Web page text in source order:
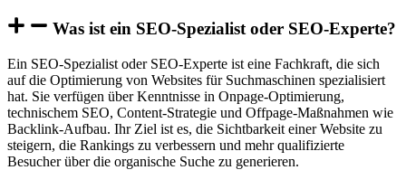
Was ist ein SEO-Spezialist oder SEO-Experte?
Ein SEO-Spezialist oder SEO-Experte ist eine Fachkraft, die sich
auf die Optimierung von Websites für Suchmaschinen spezialisiert
hat. Sie verfügen über Kenntnisse in Onpage-Optimierung,
technischem SEO, Content-Strategie und Offpage-Maßnahmen wie
Backlink-Aufbau. Ihr Ziel ist es, die Sichtbarkeit einer Website zu
steigern, die Rankings zu verbessern und mehr qualifizierte
Besucher über die organische Suche zu generieren.